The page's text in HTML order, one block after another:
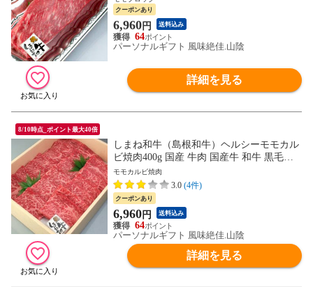
クーポンあり
6,960円 送料込み
64
パーソナルギフト 風味絶佳.山陰
詳細を見る
8/10時点_ポイント最大40倍
しまね和牛（島根和牛）ヘルシーモモカル
ビ焼肉400g 国産 牛肉 国産牛 和牛 黒毛和
牛 最高級 特選 厳選 送料無料（北海道・沖
縄を除く）
モモカルビ焼肉
3.0 (4件)
クーポンあり
6,960円 送料込み
64
パーソナルギフト 風味絶佳.山陰
詳細を見る